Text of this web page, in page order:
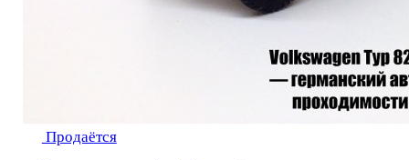
Продаётся